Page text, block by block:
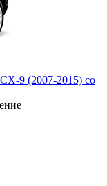
9 (2007-2015) со